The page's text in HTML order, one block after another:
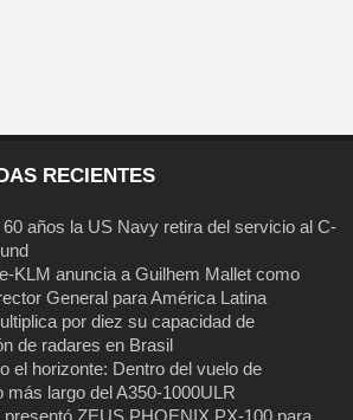
RECIENTES
años la US Navy retira del servicio al C-
KLM anuncia a Guilhem Mallet como
General para América Latina
por diez su capacidad de
de radares en Brasil
el horizonte: Dentro del vuelo de
más largo del A350-1000ULR
presentó ZEUS PHOENIX PX-100 para